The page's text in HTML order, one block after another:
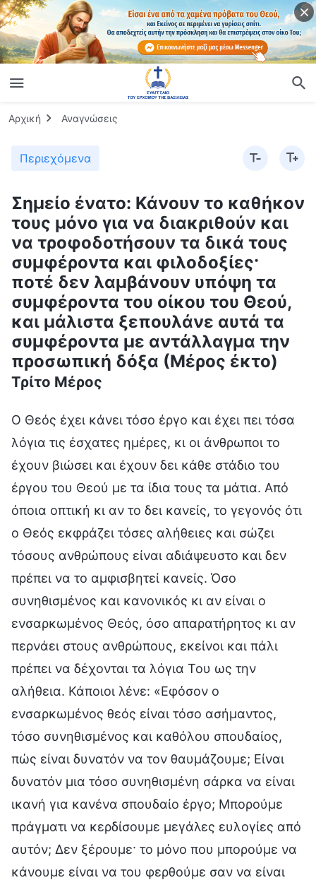
Αρχική Αναγνώσεις
Περιεχόμενα
Σημείο ένατο: Κάνουν το καθήκον
τους μόνο για να διακριθούν και
να τροφοδοτήσουν τα δικά τους
συμφέροντα και φιλοδοξίες·
ποτέ δεν λαμβάνουν υπόψη τα
συμφέροντα του οίκου του Θεού,
και μάλιστα ξεπουλάνε αυτά τα
συμφέροντα με αντάλλαγμα την
προσωπική δόξα (Μέρος έκτο)
Τρίτο Μέρος
Ο Θεός έχει κάνει τόσο έργο και έχει πει τόσα
λόγια τις έσχατες ημέρες, κι οι άνθρωποι το
έχουν βιώσει και έχουν δει κάθε στάδιο του
έργου του Θεού με τα ίδια τους τα μάτια. Από
όποια οπτική κι αν το δει κανείς, το γεγονός ότι
ο Θεός εκφράζει τόσες αλήθειες και σώζει
τόσους ανθρώπους είναι αδιάψευστο και δεν
πρέπει να το αμφισβητεί κανείς. Όσο
συνηθισμένος και κανονικός κι αν είναι ο
ενσαρκωμένος Θεός, όσο απαρατήρητος κι αν
περνάει στους ανθρώπους, εκείνοι και πάλι
πρέπει να δέχονται τα λόγια Του ως την
αλήθεια. Κάποιοι λένε: «Εφόσον ο
ενσαρκωμένος θεός είναι τόσο ασήμαντος,
τόσο συνηθισμένος και καθόλου σπουδαίος,
πώς είναι δυνατόν να τον θαυμάζουμε; Είναι
δυνατόν μια τόσο συνηθισμένη σάρκα να είναι
ικανή για κανένα σπουδαίο έργο; Μπορούμε
πράγματι να κερδίσουμε μεγάλες ευλογίες από
αυτόν; Δεν ξέρουμε· το μόνο που μπορούμε να
κάνουμε είναι να του φερθούμε σαν να είναι